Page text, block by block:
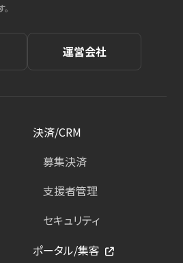
運営会社
決済/CRM
募集決済
支援者管理
セキュリティ
ポータル/集客